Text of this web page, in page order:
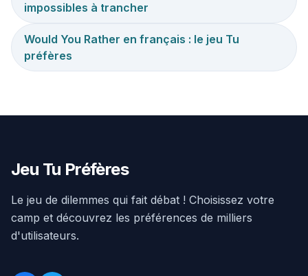
impossibles à trancher
Would You Rather en français : le jeu Tu
préfères
Jeu Tu Préfères
Le jeu de dilemmes qui fait débat ! Choisissez votre
camp et découvrez les préférences de milliers
d'utilisateurs.